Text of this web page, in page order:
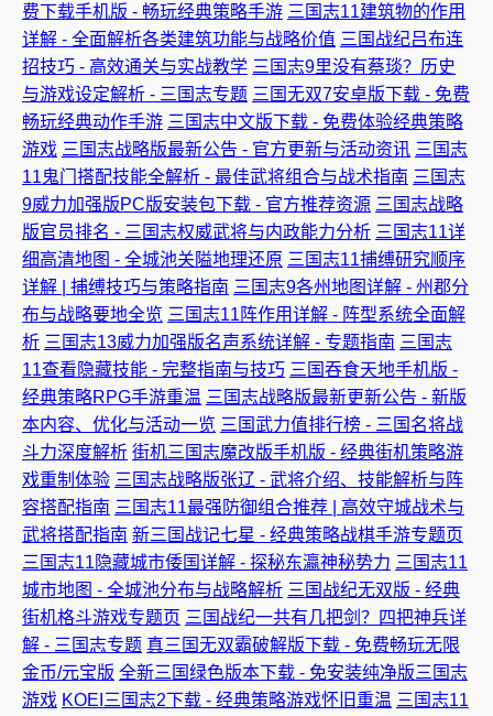
费下载手机版 - 畅玩经典策略手游 三国志11建筑物的作用
详解 - 全面解析各类建筑功能与战略价值 三国战纪吕布连
招技巧 - 高效通关与实战教学 三国志9里没有蔡琰？历史
与游戏设定解析 - 三国志专题 三国无双7安卓版下载 - 免费
畅玩经典动作手游 三国志中文版下载 - 免费体验经典策略
游戏 三国志战略版最新公告 - 官方更新与活动资讯 三国志
11鬼门搭配技能全解析 - 最佳武将组合与战术指南 三国志
9威力加强版PC版安装包下载 - 官方推荐资源 三国志战略
版官员排名 - 三国志权威武将与内政能力分析 三国志11详
细高清地图 - 全城池关隘地理还原 三国志11捕缚研究顺序
详解 | 捕缚技巧与策略指南 三国志9各州地图详解 - 州郡分
布与战略要地全览 三国志11阵作用详解 - 阵型系统全面解
析 三国志13威力加强版名声系统详解 - 专题指南 三国志
11查看隐藏技能 - 完整指南与技巧 三国吞食天地手机版 -
经典策略RPG手游重温 三国志战略版最新更新公告 - 新版
本内容、优化与活动一览 三国武力值排行榜 - 三国名将战
斗力深度解析 街机三国志魔改版手机版 - 经典街机策略游
戏重制体验 三国志战略版张辽 - 武将介绍、技能解析与阵
容搭配指南 三国志11最强防御组合推荐 | 高效守城战术与
武将搭配指南 新三国战记七星 - 经典策略战棋手游专题页
三国志11隐藏城市倭国详解 - 探秘东瀛神秘势力 三国志11
城市地图 - 全城池分布与战略解析 三国战纪无双版 - 经典
街机格斗游戏专题页 三国战纪一共有几把剑？四把神兵详
解 - 三国志专题 真三国无双霸破解版下载 - 免费畅玩无限
金币/元宝版 全新三国绿色版本下载 - 免安装纯净版三国志
游戏 KOEI三国志2下载 - 经典策略游戏怀旧重温 三国志11